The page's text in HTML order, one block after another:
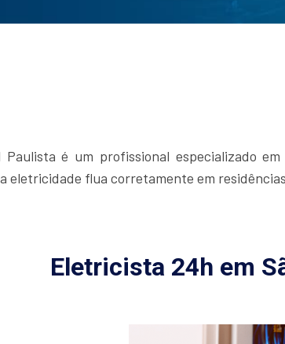
Paulista é um profissional especializado
eletricidade flua corretamente em
Eletricista 24h em